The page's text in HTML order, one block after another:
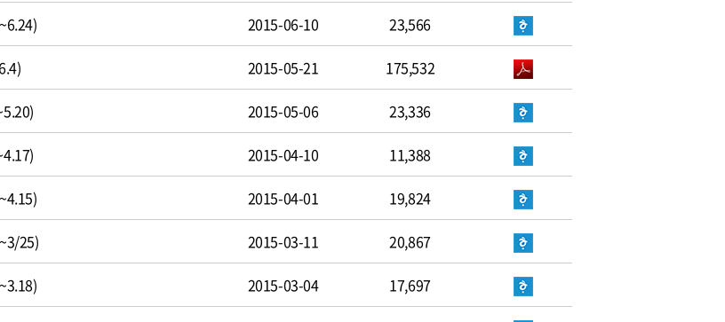
2015-06-10 23,566
2015-05-21 175,532
2015-05-06 23,336
2015-04-10 11,388
2015-04-01 19,824
25) 2015-03-11 20,867
2015-03-04 17,697